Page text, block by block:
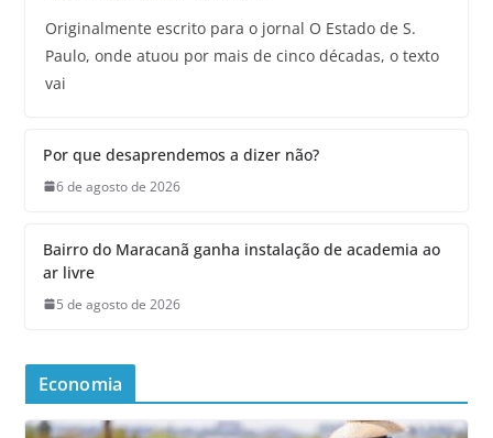
Originalmente escrito para o jornal O Estado de S.
Paulo, onde atuou por mais de cinco décadas, o texto
vai
Por que desaprendemos a dizer não?
6 de agosto de 2026
Bairro do Maracanã ganha instalação de academia ao
ar livre
5 de agosto de 2026
Economia